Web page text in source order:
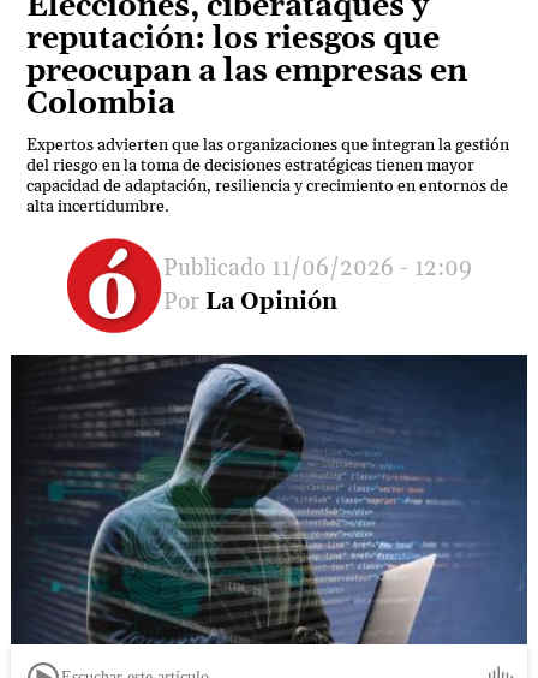
reputación: los riesgos que
preocupan a las empresas en
Colombia
Expertos advierten que las organizaciones que integran la gestión
del riesgo en la toma de decisiones estratégicas tienen mayor
capacidad de adaptación, resiliencia y crecimiento en entornos de
alta incertidumbre.
11/06/2026 - 12:09
La Opinión